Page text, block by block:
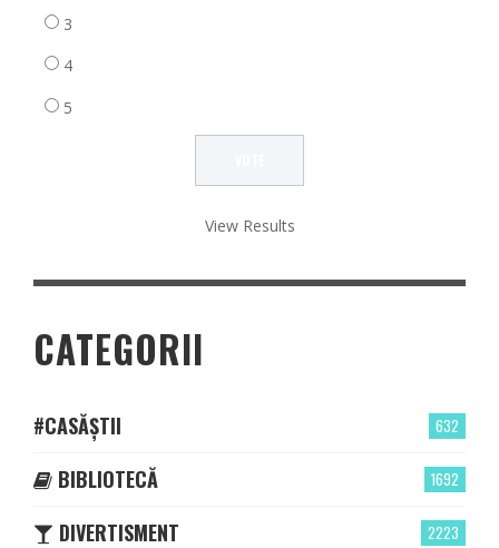
3
4
5
View Results
CATEGORII
632
#CASĂȘTII
1692
BIBLIOTECĂ
2223
DIVERTISMENT